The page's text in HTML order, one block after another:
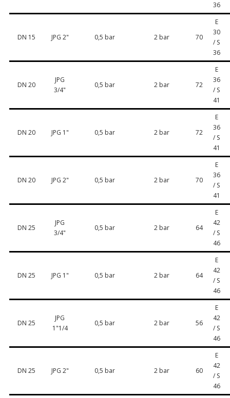
36
DN 15 JPG 2" 0,5 bar 2 bar 70
E
30
/ S
36
DN 20
JPG
3/4"
0,5 bar 2 bar 72
E
36
/ S
41
DN 20 JPG 1" 0,5 bar 2 bar 72
E
36
/ S
41
DN 20 JPG 2" 0,5 bar 2 bar 70
E
36
/ S
41
DN 25
JPG
3/4"
0,5 bar 2 bar 64
E
42
/ S
46
DN 25 JPG 1" 0,5 bar 2 bar 64
E
42
/ S
46
DN 25
JPG
1"1/4
0,5 bar 2 bar 56
E
42
/ S
46
DN 25 JPG 2" 0,5 bar 2 bar 60
E
42
/ S
46